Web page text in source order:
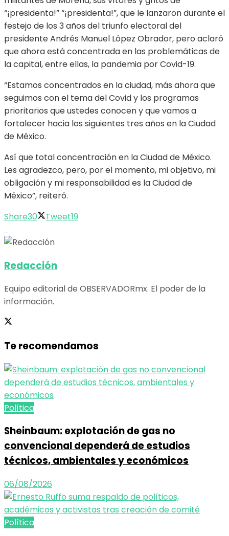
“¡presidenta!” “¡presidenta!”, que le lanzaron durante el
festejo de los 3 años del triunfo electoral del
presidente Andrés Manuel López Obrador, pero aclaró
que ahora está concentrada en las problemáticas de
la capital, entre ellas, la pandemia por Covid-19.
“Estamos concentrados en la ciudad, más ahora que
seguimos con el tema del Covid y los programas
prioritarios que ustedes conocen y que vamos a
fortalecer hacia los siguientes tres años en la Ciudad
de México.
Así que total concentración en la Ciudad de México.
Les agradezco, pero, por el momento, mi objetivo, mi
obligación y mi responsabilidad es la Ciudad de
México”, reiteró.
Share30 Tweet19
Redacción
Equipo editorial de OBSERVADORmx. El poder de la
información.
Te recomendamos
Política
Sheinbaum: explotación de gas no
convencional dependerá de estudios
técnicos, ambientales y económicos
06/08/2026
Política